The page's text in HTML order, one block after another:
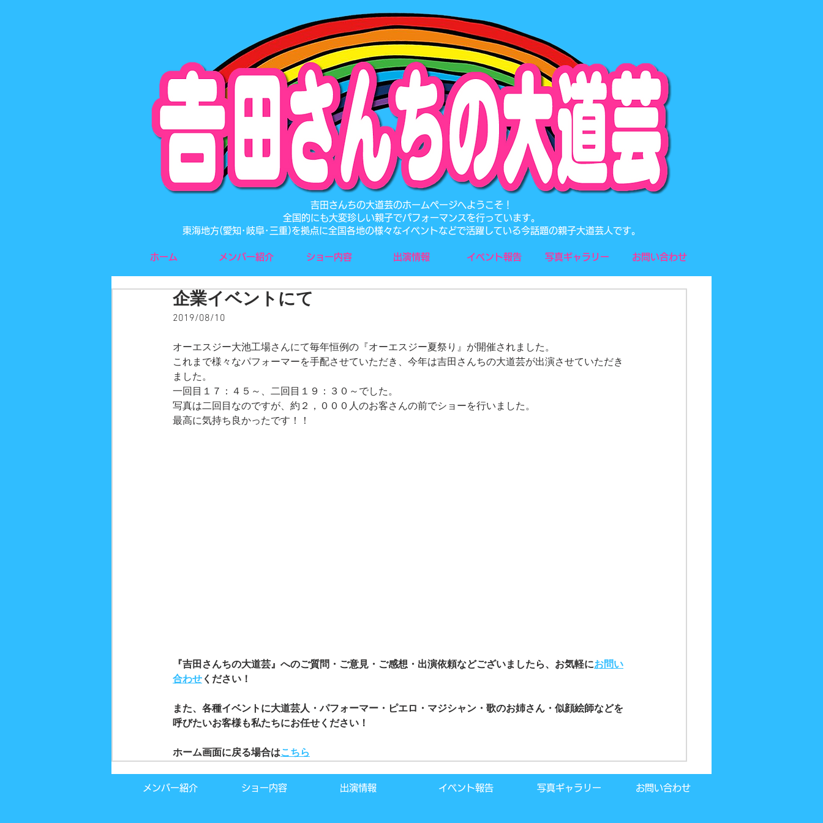
​吉田さんちの大道芸のホームページへようこそ！
全国的にも大変珍しい親子でパフォーマンスを行っています。
東海地方(愛知･岐阜･三重)を拠点に全国各地の様々なイベントなどで活躍している今話題の親子大道芸人です。
ホーム メンバー紹介 ショー内容 出演情報 イベント報告 写真ギャラリー お問い合わせ
企業イベントにて
2019/08/10
オーエスジー大池工場さんにて毎年恒例の『オーエスジー夏祭り』が開催されました。
これまで様々なパフォーマーを手配させていただき、今年は吉田さんちの大道芸が出演させていただき
ました。
一回目１７：４５～、二回目１９：３０～でした。
写真は二回目なのですが、約２，０００人のお客さんの前でショーを行いました。
最高に気持ち良かったです！！
『吉田さんちの大道芸』へのご質問・ご意見・ご感想・出演依頼などございましたら、お気軽にお問い
合わせ ください！
また、各種イベントに大道芸人・パフォーマー・ピエロ・マジシャン・歌のお姉さん・似顔絵師などを
呼びたいお客様も私たちにお任せください！
ホーム画面に戻る場合はこちら
メンバー紹介 ショー内容 出演情報 イベント報告 写真ギャラリー お問い合わせ